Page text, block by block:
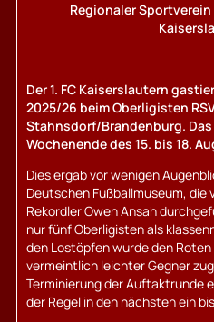
Regionaler Sportverein
Der 1. FC Kaiserslautern
2025/26 beim Oberligisten
Stahnsdorf/Brandenburg.
Wochenende des 15. bis 18.
Dies ergab vor wenigen
Deutschen Fußballmuseum,
Rekordler Owen Ansah
nur fünf Oberligisten als
den Lostöpfen wurde den
vermeintlich leichter Gegner
Terminierung der Auftaktrunde
der Regel in den nächsten ein